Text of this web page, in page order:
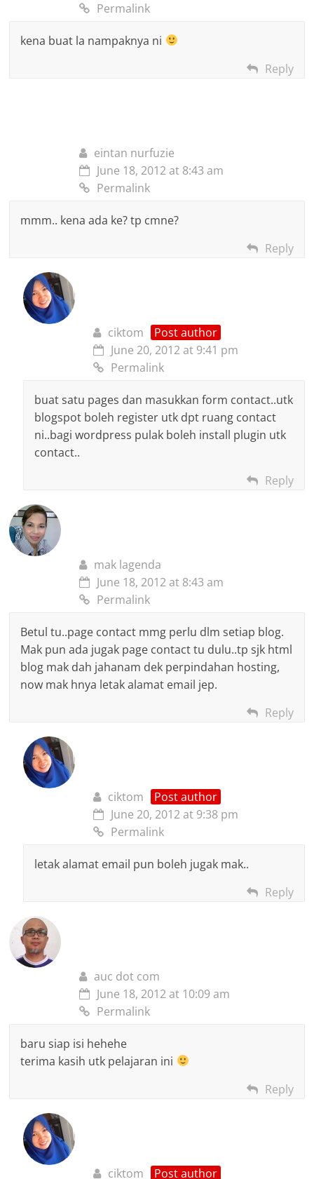
Permalink
kena buat la nampaknya ni
Reply
eintan nurfuzie
June 18, 2012 at 8:43 am
Permalink
mmm.. kena ada ke? tp cmne?
Reply
ciktom
Post author
June 20, 2012 at 9:41 pm
Permalink
buat satu pages dan masukkan form contact..utk
blogspot boleh register utk dpt ruang contact
ni..bagi wordpress pulak boleh install plugin utk
contact..
Reply
mak lagenda
June 18, 2012 at 8:43 am
Permalink
Betul tu..page contact mmg perlu dlm setiap blog.
Mak pun ada jugak page contact tu dulu..tp sjk html
blog mak dah jahanam dek perpindahan hosting,
now mak hnya letak alamat email jep.
Reply
ciktom
Post author
June 20, 2012 at 9:38 pm
Permalink
letak alamat email pun boleh jugak mak..
Reply
auc dot com
June 18, 2012 at 10:09 am
Permalink
baru siap isi hehehe
terima kasih utk pelajaran ini
Reply
ciktom Post author